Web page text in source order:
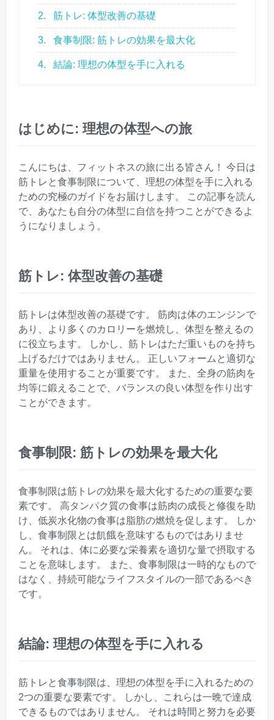
2. 筋トレ: 体型改善の基礎
3. 食事制限: 筋トレの効果を最大化
4. 結論: 理想の体型を手に入れる
はじめに: 理想の体型への旅
こんにちは、フィットネスの旅に出る皆さん！ 今日は
筋トレと食事制限について、理想の体型を手に入れる
ための究極のガイドをお届けします。 この記事を読ん
で、あなたも自分の体型に自信を持つことができるよ
うになりましょう。
筋トレ: 体型改善の基礎
筋トレは体型改善の基礎です。 筋肉は体のエンジンで
あり、より多くのカロリーを燃焼し、体型を整えるの
に役立ちます。 しかし、筋トレはただ重いものを持ち
上げるだけではありません。 正しいフォームと適切な
重量を使用することが重要です。 また、全身の筋肉を
均等に鍛えることで、バランスの良い体型を作り出す
ことができます。
食事制限: 筋トレの効果を最大化
食事制限は筋トレの効果を最大化するための重要な要
素です。 高タンパク質の食事は筋肉の成長と修復を助
け、低炭水化物の食事は脂肪の燃焼を促します。 しか
し、食事制限とは飢餓を意味するものではありませ
ん。 それは、体に必要な栄養素を適切な量で摂取する
ことを意味します。 また、食事制限は一時的なもので
はなく、持続可能なライフスタイルの一部であるべき
です。
結論: 理想の体型を手に入れる
筋トレと食事制限は、理想の体型を手に入れるための
2つの重要な要素です。 しかし、これらは一晩で達成
できるものではありません。 それは時間と努力を必要